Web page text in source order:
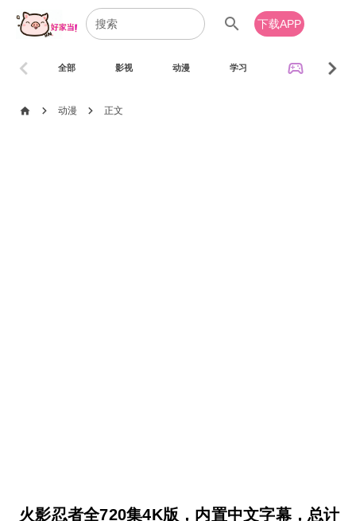
search 下载APP
全部 影视 动漫 学习 sports_esports
chevron_left chevron_right
home chevron_right 动漫 chevron_right 正文
火影忍者全720集4K版，内置中文字幕，总计